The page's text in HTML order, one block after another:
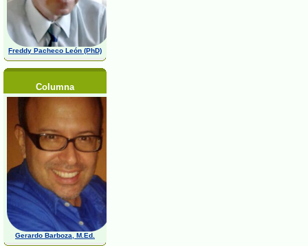
Freddy Pacheco León (PhD)
Columna
Gerardo Barboza, M.Ed.